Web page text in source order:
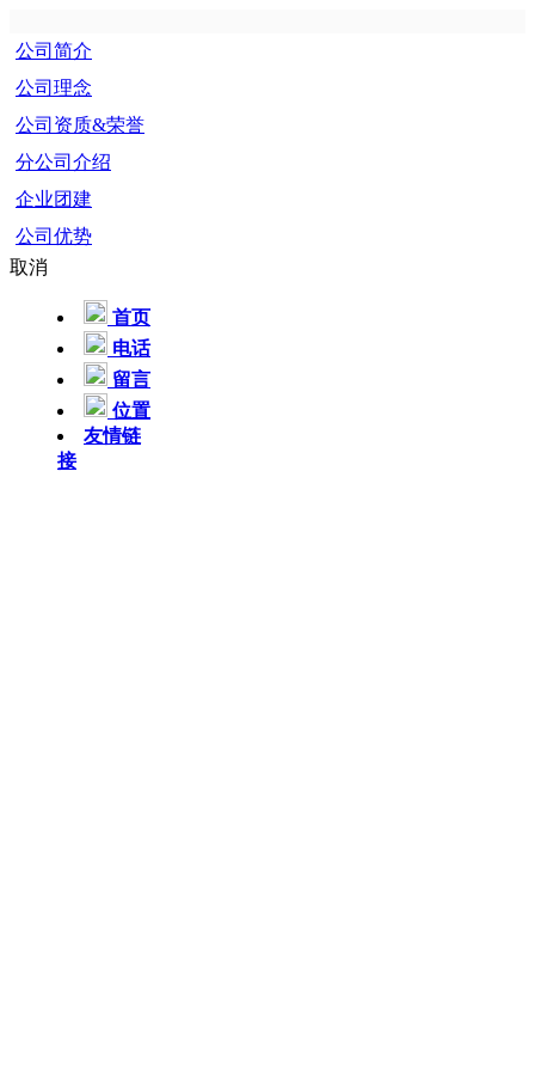
公司简介
公司理念
公司资质&荣誉
分公司介绍
企业团建
公司优势
取消
首页
电话
留言
位置
友情链
接